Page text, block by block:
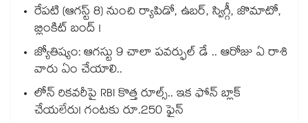
రేపటి (ఆగస్ట్ 8) నుంచి ర్యాపిడో, ఉబర్, స్విగ్గీ, జొమాటో,
బ్లింకిట్ బంద్ !
జ్యోతిష్యం: ఆగస్టు 9 చాలా పవర్ఫుల్ డే .. ఆరోజు ఏ రాశి
వారు ఏం చేయాలి..
లోన్ రికవరీపై RBI కొత్త రూల్స్.. ఇక ఫోన్ బ్లాక్
చేయలేరు! గంటకు రూ.250 ఫైన్